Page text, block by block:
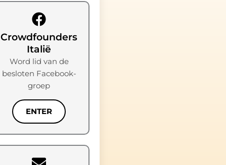
Crowdfounders
Italië
Word lid van de
besloten Facebook-
groep
ENTER